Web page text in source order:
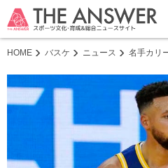
HOME バスケ ニュース 名手カリ